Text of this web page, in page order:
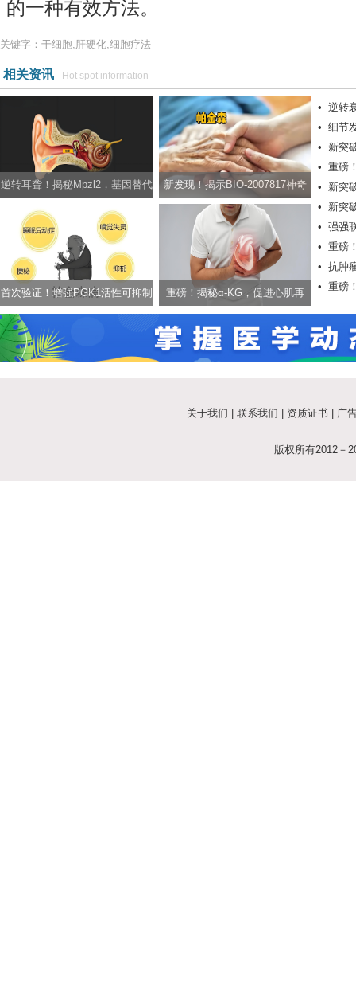
的一种有效方法。
关键字：干细胞,肝硬化,细胞疗法
相关资讯 Hot spot information
逆转耳聋！揭秘Mpzl2，基因替代
疗法有望治疗非综合征型耳聋
新发现！揭示BIO-2007817神奇
效果，拒绝帕金森年轻化
首次验证！增强PGK1活性可抑制
帕金森，助力告别颤抖人生
重磅！揭秘α-KG，促进心肌再
• 逆转
孕症
• 细节
光线产
• 新突
• 重磅
视
• 新突
• 新突
髓损伤
• 强强
• 重磅
• 抗肿
癌治疗
• 重磅
关于我们 联系我们 资质证书 广
版权所有2012－